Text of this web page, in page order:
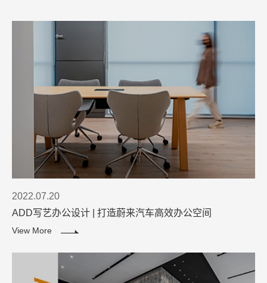
2022.07.20
ADD写艺办公设计 | 打造蔚来汽车高效办公空间
View More